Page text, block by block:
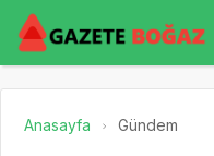
Anasayfa Gündem